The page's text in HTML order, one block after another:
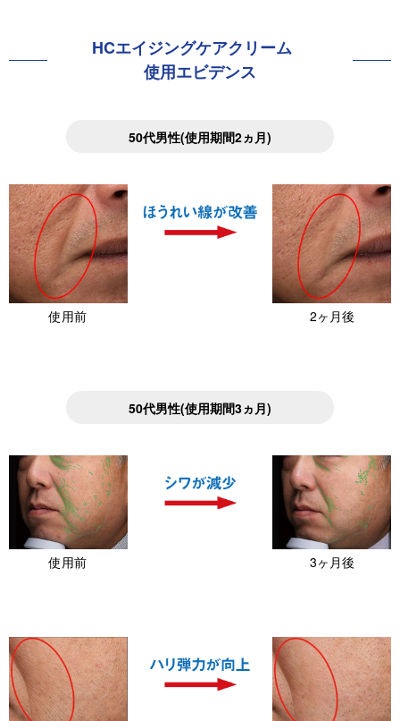
HCエイジングケアクリーム
使用エビデンス
50代男性(使用期間2ヵ月)
使用前 2ヶ月後
50代男性(使用期間3ヵ月)
使用前 3ヶ月後